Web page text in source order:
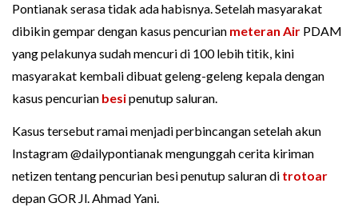
Pontianak serasa tidak ada habisnya. Setelah masyarakat
dibikin gempar dengan kasus pencurian meteran Air PDAM
yang pelakunya sudah mencuri di 100 lebih titik, kini
masyarakat kembali dibuat geleng-geleng kepala dengan
kasus pencurian besipenutup saluran.
Kasus tersebut ramai menjadi perbincangan setelah akun
Instagram @dailypontianak mengunggah cerita kiriman
netizen tentang pencurian besi penutup saluran di trotoar
depan GOR Jl. Ahmad Yani.